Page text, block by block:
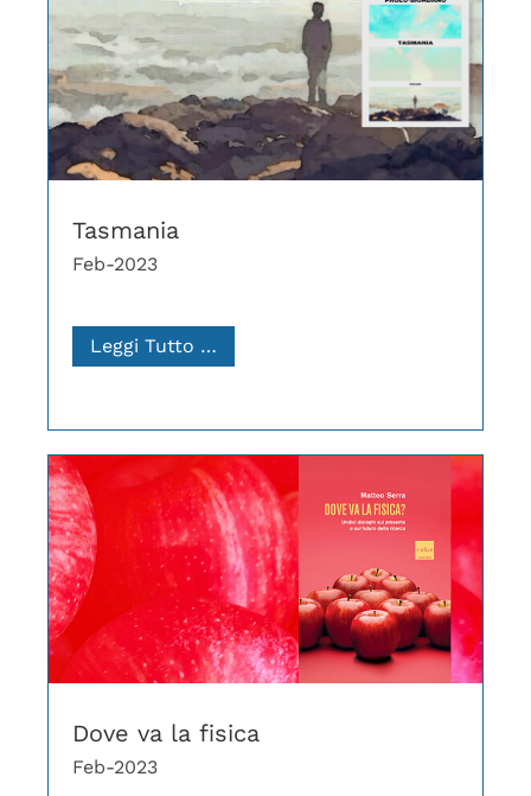
Tasmania
Feb-2023
Leggi Tutto …
Dove va la fisica
Feb-2023